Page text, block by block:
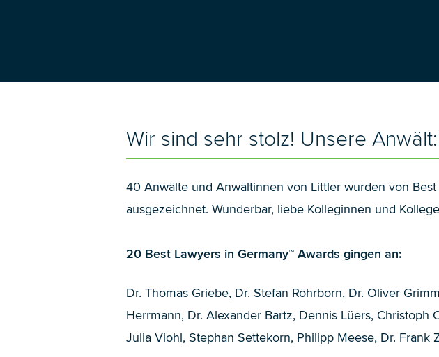
Wir sind sehr stolz! Unsere
40 Anwälte und Anwältinnen von Littler wurden von
ausgezeichnet. Wunderbar, liebe Kolleginnen und
20 Best Lawyers in Germany™ Awards gingen an:
Dr. Thomas Griebe, Dr. Stefan Röhrborn, Dr. Oliver Grimm
Herrmann, Dr. Alexander Bartz, Dennis Lüers, Christoph
Julia Viohl, Stephan Settekorn, Philipp Meese, Dr. Frank